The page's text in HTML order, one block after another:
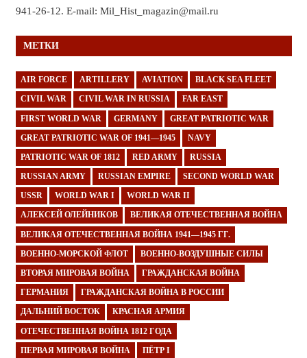
941-26-12. E-mail: Mil_Hist_magazin@mail.ru
МЕТКИ
AIR FORCE ARTILLERY AVIATION BLACK SEA FLEET
CIVIL WAR CIVIL WAR IN RUSSIA FAR EAST
FIRST WORLD WAR GERMANY GREAT PATRIOTIC WAR
GREAT PATRIOTIC WAR OF 1941—1945 NAVY
PATRIOTIC WAR OF 1812 RED ARMY RUSSIA
RUSSIAN ARMY RUSSIAN EMPIRE SECOND WORLD WAR
USSR WORLD WAR I WORLD WAR II
АЛЕКСЕЙ ОЛЕЙНИКОВ ВЕЛИКАЯ ОТЕЧЕСТВЕННАЯ ВОЙНА
ВЕЛИКАЯ ОТЕЧЕСТВЕННАЯ ВОЙНА 1941—1945 ГГ.
ВОЕННО-МОРСКОЙ ФЛОТ ВОЕННО-ВОЗДУШНЫЕ СИЛЫ
ВТОРАЯ МИРОВАЯ ВОЙНА ГРАЖДАНСКАЯ ВОЙНА
ГЕРМАНИЯ ГРАЖДАНСКАЯ ВОЙНА В РОССИИ
ДАЛЬНИЙ ВОСТОК КРАСНАЯ АРМИЯ
ОТЕЧЕСТВЕННАЯ ВОЙНА 1812 ГОДА
ПЕРВАЯ МИРОВАЯ ВОЙНА ПЁТР I